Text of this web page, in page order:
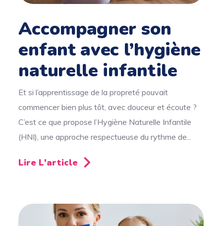
Accompagner son
enfant avec l’hygiène
naturelle infantile
Et si l’apprentissage de la propreté pouvait
commencer bien plus tôt, avec douceur et écoute ?
C’est ce que propose l’Hygiène Naturelle Infantile
(HNI), une approche respectueuse du rythme de...
Lire L'article